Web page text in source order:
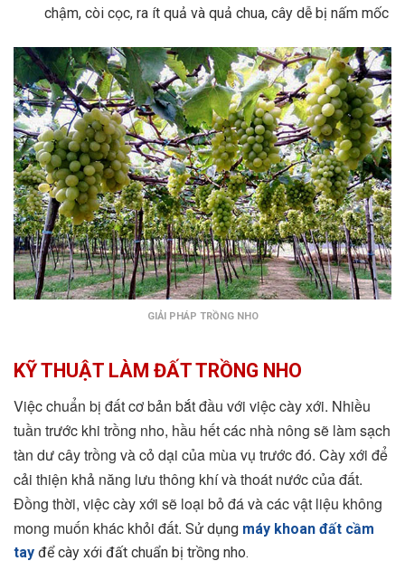
chậm, còi cọc, ra ít quả và quả chua, cây dễ bị nấm mốc
GIẢI PHÁP TRỒNG NHO
KỸ THUẬT LÀM ĐẤT TRỒNG NHO
Việc chuẩn bị đất cơ bản bắt đầu với việc cày xới. Nhiều
tuần trước khi trồng nho, hầu hết các nhà nông sẽ làm sạch
tàn dư cây trồng và cỏ dại của mùa vụ trước đó. Cày xới để
cải thiện khả năng lưu thông khí và thoát nước của đất.
Đồng thời, việc cày xới sẽ loại bỏ đá và các vật liệu không
mong muốn khác khỏi đất. Sử dụng máy khoan đất cầm
tay để cày xới đất chuẩn bị trồng nho.